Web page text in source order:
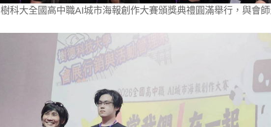
科大全國高中職AI城市海報創作大賽頒獎典禮圓滿舉行，與會